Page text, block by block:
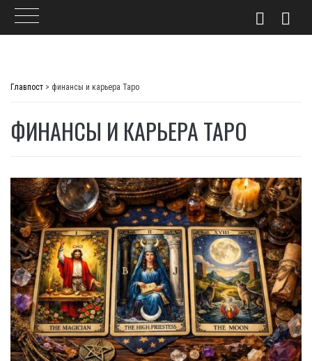
Главпост > финансы и карьера Таро
ФИНАНСЫ И КАРЬЕРА ТАРО